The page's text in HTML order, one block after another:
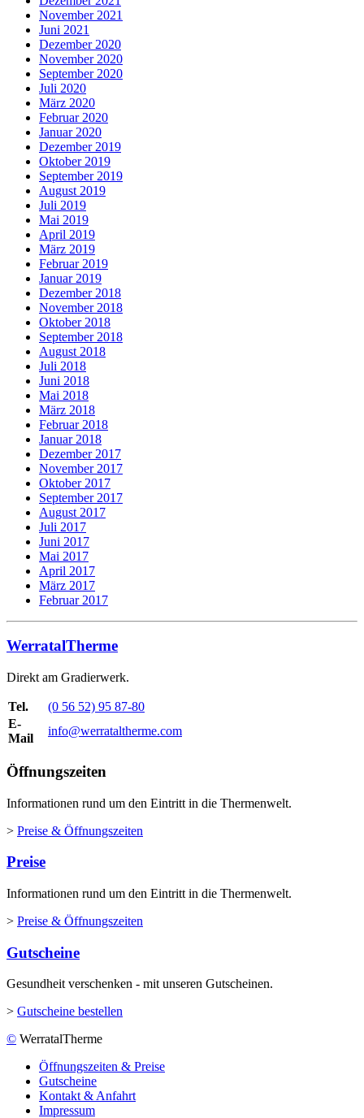
November 2021
Juni 2021
Dezember 2020
November 2020
September 2020
Juli 2020
März 2020
Februar 2020
Januar 2020
Dezember 2019
Oktober 2019
September 2019
August 2019
Juli 2019
Mai 2019
April 2019
März 2019
Februar 2019
Januar 2019
Dezember 2018
November 2018
Oktober 2018
September 2018
August 2018
Juli 2018
Juni 2018
Mai 2018
März 2018
Februar 2018
Januar 2018
Dezember 2017
November 2017
Oktober 2017
September 2017
August 2017
Juli 2017
Juni 2017
Mai 2017
April 2017
März 2017
Februar 2017
WerratalTherme
Direkt am Gradierwerk.
Tel.
(0 56 52) 95 87-80
E-
Mail
info@werrataltherme.com
Öffnungszeiten
Informationen rund um den Eintritt in die Thermenwelt.
> Preise & Öffnungszeiten
Preise
Informationen rund um den Eintritt in die Thermenwelt.
> Preise & Öffnungszeiten
Gutscheine
Gesundheit verschenken - mit unseren Gutscheinen.
> Gutscheine bestellen
© WerratalTherme
Öffnungszeiten & Preise
Gutscheine
Kontakt & Anfahrt
Impressum